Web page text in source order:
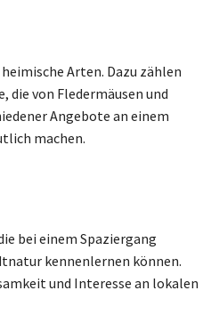
Arten. Dazu zählen
die von Fledermäusen und
Angebote an einem
machen.
bei einem Spaziergang
kennenlernen können.
und Interesse an lokalen